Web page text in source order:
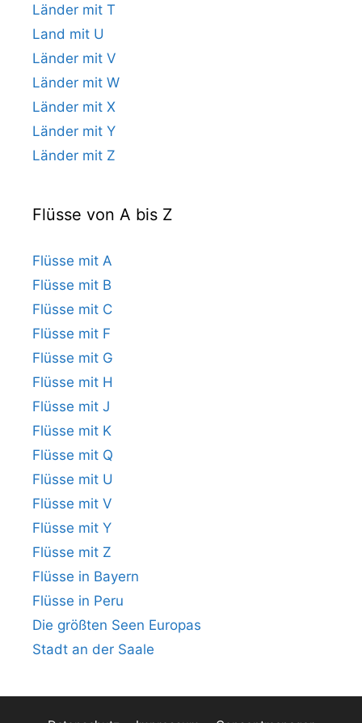
Länder mit T
Land mit U
Länder mit V
Länder mit W
Länder mit X
Länder mit Y
Länder mit Z
Flüsse von A bis Z
Flüsse mit A
Flüsse mit B
Flüsse mit C
Flüsse mit F
Flüsse mit G
Flüsse mit H
Flüsse mit J
Flüsse mit K
Flüsse mit Q
Flüsse mit U
Flüsse mit V
Flüsse mit Y
Flüsse mit Z
Flüsse in Bayern
Flüsse in Peru
Die größten Seen Europas
Stadt an der Saale